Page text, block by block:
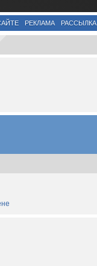
РЕКЛАМА РАССЫЛКА